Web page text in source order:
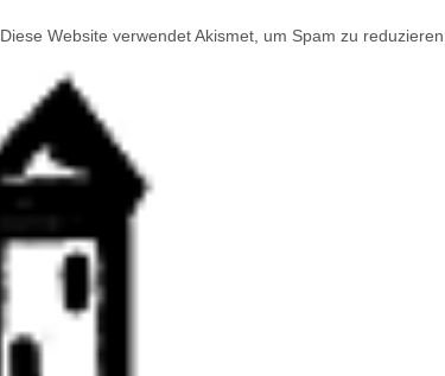
Diese Website verwendet Akismet, um Spam zu reduzieren.